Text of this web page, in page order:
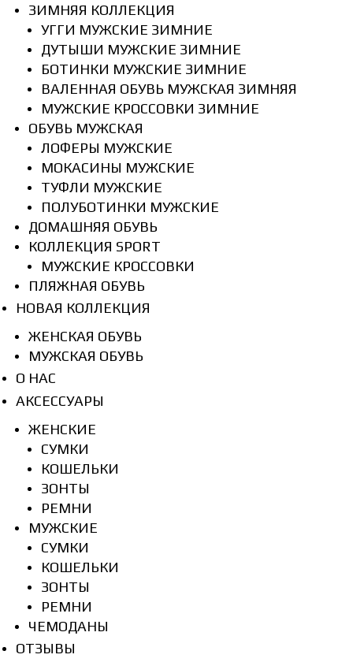
ЗИМНЯЯ КОЛЛЕКЦИЯ
УГГИ МУЖСКИЕ ЗИМНИЕ
ДУТЫШИ МУЖСКИЕ ЗИМНИЕ
БОТИНКИ МУЖСКИЕ ЗИМНИЕ
ВАЛЕННАЯ ОБУВЬ МУЖСКАЯ ЗИМНЯЯ
МУЖСКИЕ КРОССОВКИ ЗИМНИЕ
ОБУВЬ МУЖСКАЯ
ЛОФЕРЫ МУЖСКИЕ
МОКАСИНЫ МУЖСКИЕ
ТУФЛИ МУЖСКИЕ
ПОЛУБОТИНКИ МУЖСКИЕ
ДОМАШНЯЯ ОБУВЬ
КОЛЛЕКЦИЯ SPORT
МУЖСКИЕ КРОССОВКИ
ПЛЯЖНАЯ ОБУВЬ
НОВАЯ КОЛЛЕКЦИЯ
ЖЕНСКАЯ ОБУВЬ
МУЖСКАЯ ОБУВЬ
О НАС
АКСЕССУАРЫ
ЖЕНСКИЕ
СУМКИ
КОШЕЛЬКИ
ЗОНТЫ
РЕМНИ
МУЖСКИЕ
СУМКИ
КОШЕЛЬКИ
ЗОНТЫ
РЕМНИ
ЧЕМОДАНЫ
ОТЗЫВЫ